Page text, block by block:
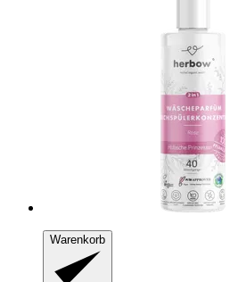
Warenkorb